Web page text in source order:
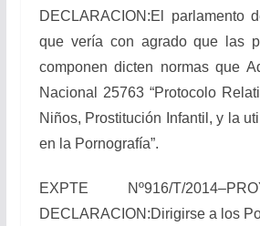
DECLARACION:El parlamento
que vería con agrado que las
componen dicten normas que
Nacional 25763 “Protocolo
Niños, Prostitución Infantil, y la
en la Pornografía”.
EXPTE Nº916/T/
DECLARACION:Dirigirse a los